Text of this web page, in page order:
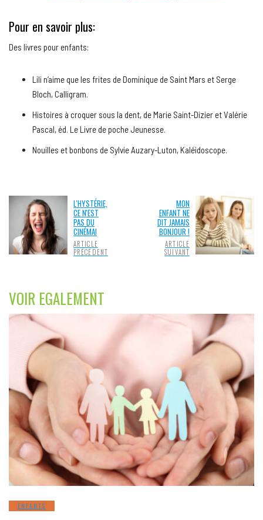
Pour en savoir plus:
Des livres pour enfants:
Lili n’aime que les frites de Dominique de Saint Mars et Serge
Bloch, Calligram.
Histoires à croquer sous la dent, de Marie Saint-Dizier et Valérie
Pascal, éd. Le Livre de poche Jeunesse.
Nouilles et bonbons de Sylvie Auzary-Luton, Kaléidoscope.
L'HYSTÉRIE,
CE N'EST
PAS DU
CINÉMA!
ARTICLE
PRÉCÉDENT
MON
ENFANT NE
DIT JAMAIS
BONJOUR !
ARTICLE
SUIVANT
VOIR EGALEMENT
ENFANTS